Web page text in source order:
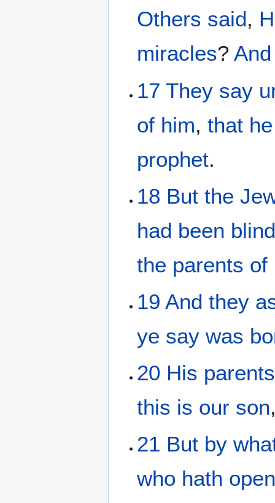
Others said,
miracles?And
17 They say
of him,that
prophet.
18 But the
had been
the parents of
19 And they
ye say was
20 His parents
this is our son
21 But by
who hath